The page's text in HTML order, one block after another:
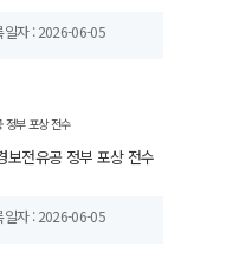
일자 : 2026-06-05
보전유공 정부 포상 전수
일자 : 2026-06-05